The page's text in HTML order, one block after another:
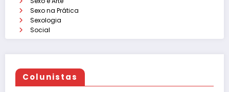
Sexo na Prática
Sexologia
Social
Colunistas